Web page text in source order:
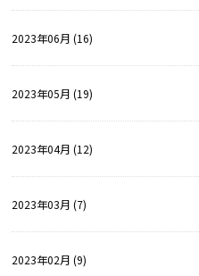
2023年06月 (16)
2023年05月 (19)
2023年04月 (12)
2023年03月 (7)
2023年02月 (9)